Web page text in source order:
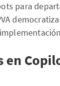
para
en